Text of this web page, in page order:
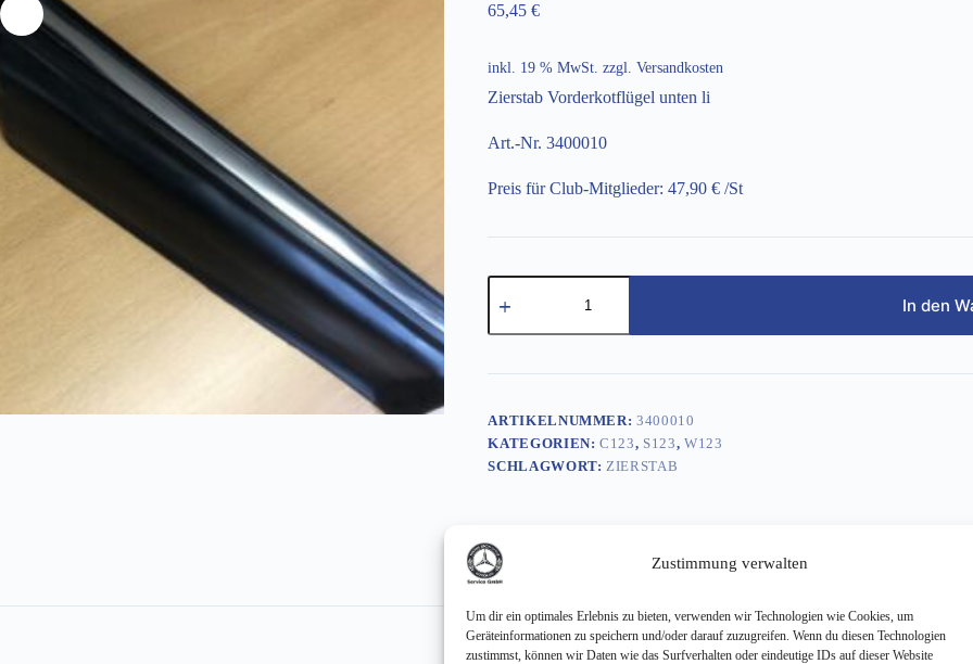
Zustimmung verwalten
Um dir ein optimales Erlebnis zu bieten, verwenden wir Technologien wie Cookies, um
Geräteinformationen zu speichern und/oder darauf zuzugreifen. Wenn du diesen Technologien
zustimmst, können wir Daten wie das Surfverhalten oder eindeutige IDs auf dieser Website
65,45€
inkl. 19 % MwSt. zzgl.Versandkosten
Zierstab Vorderkotflügel unten li
Art.-Nr. 3400010
Preis für Club-Mitglieder: 47,90 € /St
Zierstab
Vorderkotflügel
li
In den
ARTIKELNUMMER:3400010
KATEGORIEN:C123, S123, W123
SCHLAGWORT:ZIERSTAB
Beschreibung